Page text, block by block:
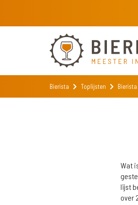
Bierista Toplijsten
Wat
lijst
over